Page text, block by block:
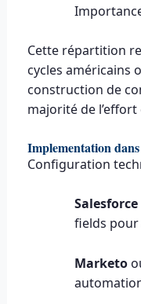
Cette répartition
cycles américains
construction de
majorité de
Implementation
Configuration
Salesforce
fields
Marketo